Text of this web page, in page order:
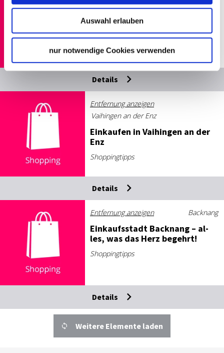
Auswahl erlauben
nur notwendige Cookies verwenden
Ein­kau­fen in Sin­del­fin­gen
Shoppingtipps
Details
Entfernung anzeigen
Vaihingen an der Enz
Ein­kau­fen in Vai­hin­gen an der
Enz
Shoppingtipps
Details
Entfernung anzeigen Backnang
Ein­kaufs­stadt Backnang – al­
les, was das Herz be­gehrt!
Shoppingtipps
Details
Weitere Elemente laden